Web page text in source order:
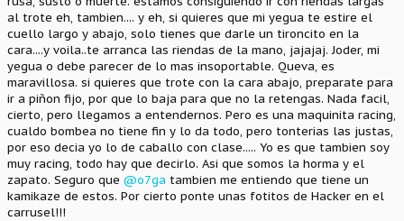
al trote eh, tambien.... y eh, si quieres que mi yegua te estire el
cuello largo y abajo, solo tienes que darle un tironcito en la
cara....y voila..te arranca las riendas de la mano, jajajaj. Joder, mi
yegua o debe parecer de lo mas insoportable. Queva, es
maravillosa. si quieres que trote con la cara abajo, preparate para
ir a piñon fijo, por que lo baja para que no la retengas. Nada facil,
cierto, pero llegamos a entendernos. Pero es una maquinita racing,
cualdo bombea no tiene fin y lo da todo, pero tonterias las justas,
por eso decia yo lo de caballo con clase..... Yo es que tambien soy
muy racing, todo hay que decirlo. Asi que somos la horma y el
zapato. Seguro que @o7ga tambien me entiendo que tiene un
kamikaze de estos. Por cierto ponte unas fotitos de Hacker en el
carrusel!!!